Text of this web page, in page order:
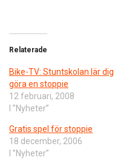
Relaterade
Bike-TV: Stuntskolan lär dig
göra en stoppie
12 februari, 2008
I ”Nyheter”
Gratis spel för stoppie
18 december, 2006
I ”Nyheter”